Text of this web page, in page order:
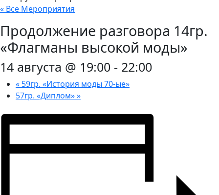
« Все Мероприятия
Продолжение разговора 14гр.
«Флагманы высокой моды»
14 августа @ 19:00 - 22:00
« 59гр. «История моды 70-ые»
57гр. «Диплом»»